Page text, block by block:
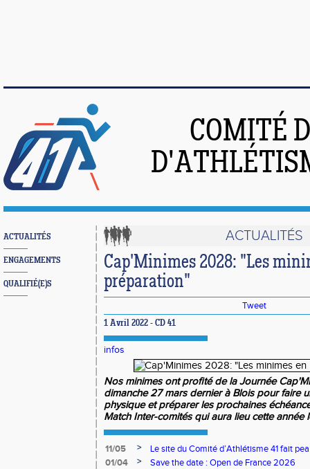
COMITÉ
ACTUALITÉS
ENGAGEMENTS
QUALIFIÉ(E)S
ACTUALITÉS
Cap'Minimes 2028: "Les
préparation"
Tweet
1 Avril 2022 - CD 41
infos
Nos minimes ont profité de la Journée
dimanche 27 mars dernier à Blois pour faire
physique et préparer les prochaines
Match Inter-comités qui aura lieu cette année
11/05 >
Le site du Comité d’Athlétisme 41 fait
01/04
>
Save the date : Open de France 2026